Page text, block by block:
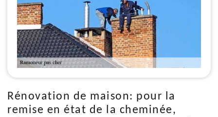
Rénovation de maison: pour la
remise en état de la cheminée,